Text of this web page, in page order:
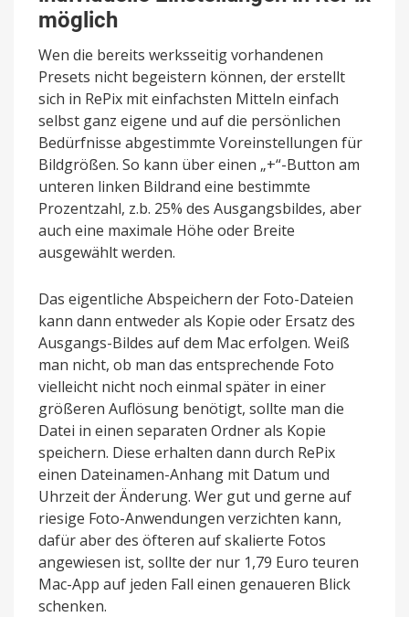
möglich
Wen die bereits werksseitig vorhandenen
Presets nicht begeistern können, der erstellt
sich in RePix mit einfachsten Mitteln einfach
selbst ganz eigene und auf die persönlichen
Bedürfnisse abgestimmte Voreinstellungen für
Bildgrößen. So kann über einen „+“-Button am
unteren linken Bildrand eine bestimmte
Prozentzahl, z.b. 25% des Ausgangsbildes, aber
auch eine maximale Höhe oder Breite
ausgewählt werden.
Das eigentliche Abspeichern der Foto-Dateien
kann dann entweder als Kopie oder Ersatz des
Ausgangs-Bildes auf dem Mac erfolgen. Weiß
man nicht, ob man das entsprechende Foto
vielleicht nicht noch einmal später in einer
größeren Auflösung benötigt, sollte man die
Datei in einen separaten Ordner als Kopie
speichern. Diese erhalten dann durch RePix
einen Dateinamen-Anhang mit Datum und
Uhrzeit der Änderung. Wer gut und gerne auf
riesige Foto-Anwendungen verzichten kann,
dafür aber des öfteren auf skalierte Fotos
angewiesen ist, sollte der nur 1,79 Euro teuren
Mac-App auf jeden Fall einen genaueren Blick
schenken.